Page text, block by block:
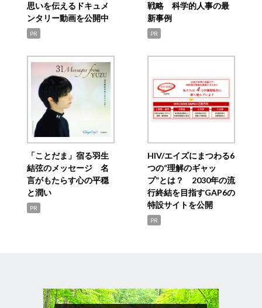
思いを伝えるドキュメ
ンタリー動画を公開中
PR
戦略 科学的人事の最
新事例
PR
「ことだま」宿る羽生
結弦のメッセージ 名
言がもたらす心の平穏
と潤い
PR
HIV/エイズにまつわる6
つの“理解のギャッ
プ”とは？ 2030年の流
行終結を目指すGAP6の
特設サイトを公開
PR